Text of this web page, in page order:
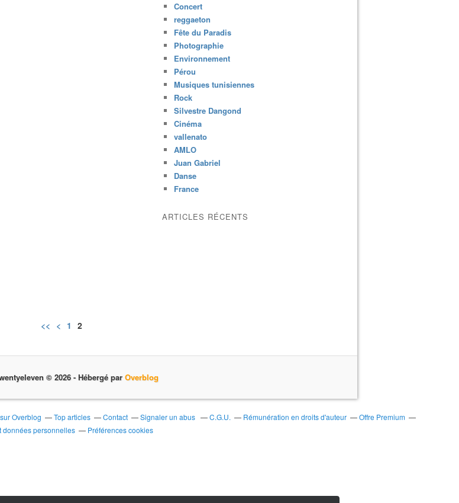
Concert
reggaeton
Fête du Paradis
Photographie
Environnement
Pérou
Musiques tunisiennes
Rock
Silvestre Dangond
Cinéma
vallenato
AMLO
Juan Gabriel
Danse
France
ARTICLES RÉCENTS
<< < 1 2
© 2026 - Hébergé par Overblog
Overblog Top articles Contact Signaler un abus C.G.U. Rémunération en droits d'auteur
Offre Premium
données personnelles
Préférences cookies